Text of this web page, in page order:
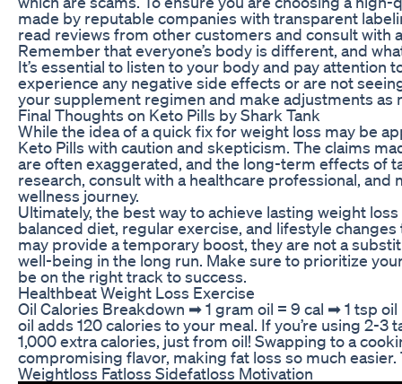
made by reputable companies with transparent
read reviews from other customers and consult with
Remember that everyone’s body is different, and
It’s essential to listen to your body and pay attention
experience any negative side effects or are not
your supplement regimen and make adjustments as
Final Thoughts on Keto Pills by Shark Tank
While the idea of a quick fix for weight loss may be
Keto Pills with caution and skepticism. The claims
are often exaggerated, and the long-term effects of
research, consult with a healthcare professional,
wellness journey.
Ultimately, the best way to achieve lasting weight
balanced diet, regular exercise, and lifestyle
may provide a temporary boost, they are not a
well-being in the long run. Make sure to prioritize
be on the right track to success.
Healthbeat Weight Loss Exercise
Oil Calories Breakdown ➡ 1 gram oil = 9 cal ➡ 1 tsp
oil adds 120 calories to your meal. If you’re using 2-3
1,000 extra calories, just from oil! Swapping to a
compromising flavor, making fat loss so much
Weightloss Fatloss Sidefatloss Motivation